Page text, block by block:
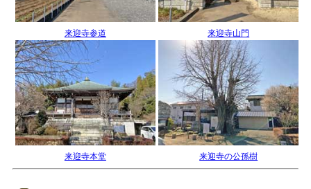
来迎寺参道 来迎寺山門
来迎寺本堂 来迎寺の公孫樹